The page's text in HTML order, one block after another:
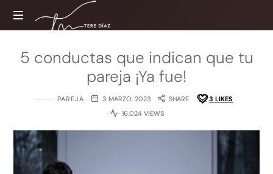
Tere
web
5 conductas que indican que tu
pareja ¡Ya fue!
PAREJA 3 MARZO, 2023 SHARE 3 LIKES
16.024 VIEWS